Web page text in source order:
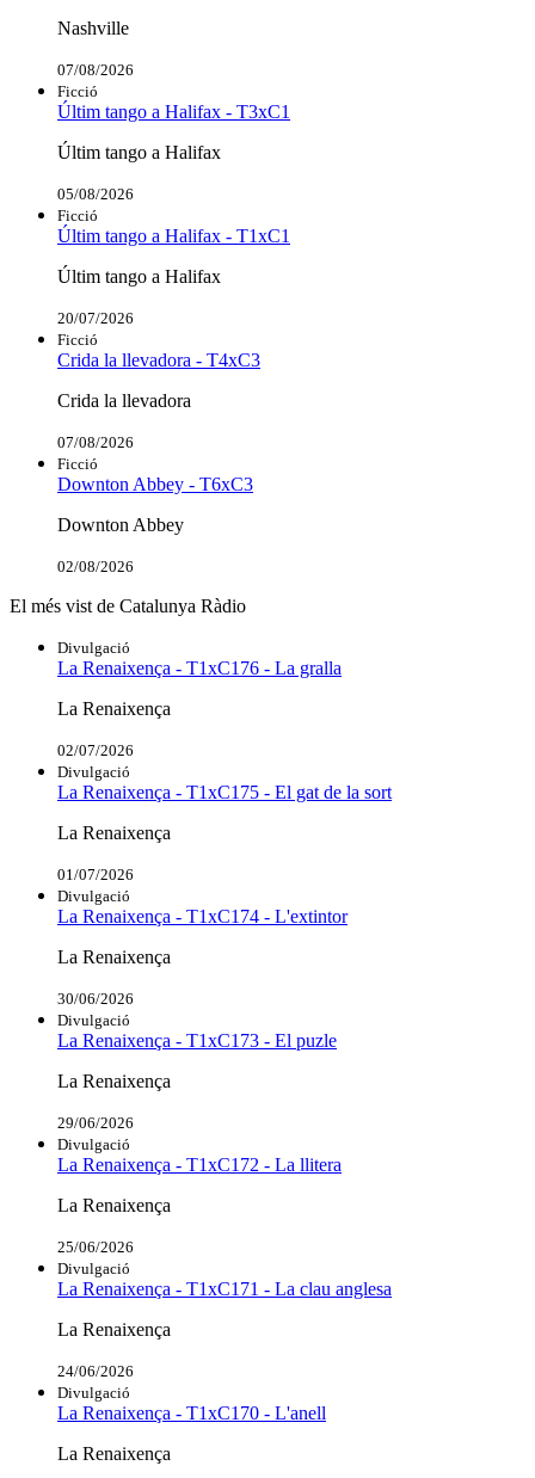
Nashville
07/08/2026
Ficció
Últim tango a Halifax - T3xC1
Últim tango a Halifax
05/08/2026
Ficció
Últim tango a Halifax - T1xC1
Últim tango a Halifax
20/07/2026
Ficció
Crida la llevadora - T4xC3
Crida la llevadora
07/08/2026
Ficció
Downton Abbey - T6xC3
Downton Abbey
02/08/2026
El més vist de Catalunya Ràdio
Divulgació
La Renaixença - T1xC176 - La gralla
La Renaixença
02/07/2026
Divulgació
La Renaixença - T1xC175 - El gat de la sort
La Renaixença
01/07/2026
Divulgació
La Renaixença - T1xC174 - L'extintor
La Renaixença
30/06/2026
Divulgació
La Renaixença - T1xC173 - El puzle
La Renaixença
29/06/2026
Divulgació
La Renaixença - T1xC172 - La llitera
La Renaixença
25/06/2026
Divulgació
La Renaixença - T1xC171 - La clau anglesa
La Renaixença
24/06/2026
Divulgació
La Renaixença - T1xC170 - L'anell
La Renaixença